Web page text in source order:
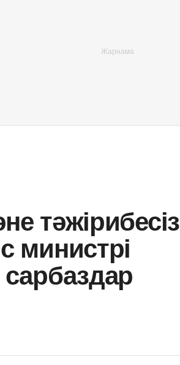
тәжірибесіз
министрі